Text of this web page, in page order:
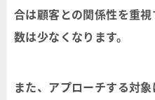
合は顧客との関係性を重
数は少なくなります。
また、アプローチする対